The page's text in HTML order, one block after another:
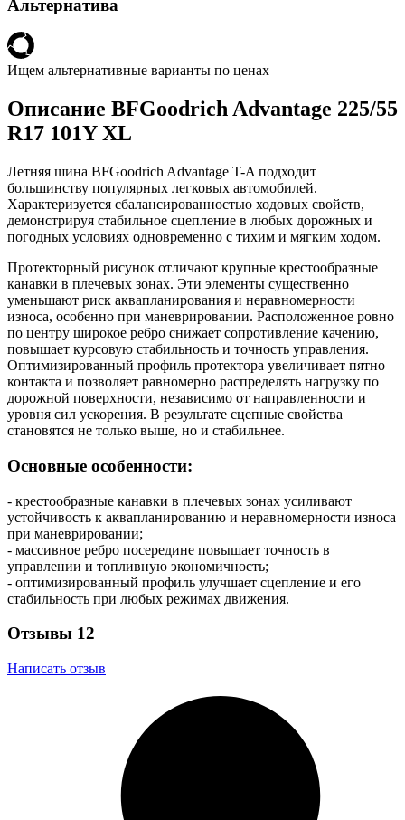
Альтернатива
Ищем альтернативные варианты по ценах
Описание BFGoodrich Advantage 225/55
R17 101Y XL
Летняя шина BFGoodrich Advantage T-A подходит
большинству популярных легковых автомобилей.
Характеризуется сбалансированностью ходовых свойств,
демонстрируя стабильное сцепление в любых дорожных и
погодных условиях одновременно с тихим и мягким ходом.
Протекторный рисунок отличают крупные крестообразные
канавки в плечевых зонах. Эти элементы существенно
уменьшают риск аквапланирования и неравномерности
износа, особенно при маневрировании. Расположенное ровно
по центру широкое ребро снижает сопротивление качению,
повышает курсовую стабильность и точность управления.
Оптимизированный профиль протектора увеличивает пятно
контакта и позволяет равномерно распределять нагрузку по
дорожной поверхности, независимо от направленности и
уровня сил ускорения. В результате сцепные свойства
становятся не только выше, но и стабильнее.
Основные особенности:
- крестообразные канавки в плечевых зонах усиливают
устойчивость к аквапланированию и неравномерности износа
при маневрировании;
- массивное ребро посередине повышает точность в
управлении и топливную экономичность;
- оптимизированный профиль улучшает сцепление и его
стабильность при любых режимах движения.
Отзывы 12
Написать отзыв